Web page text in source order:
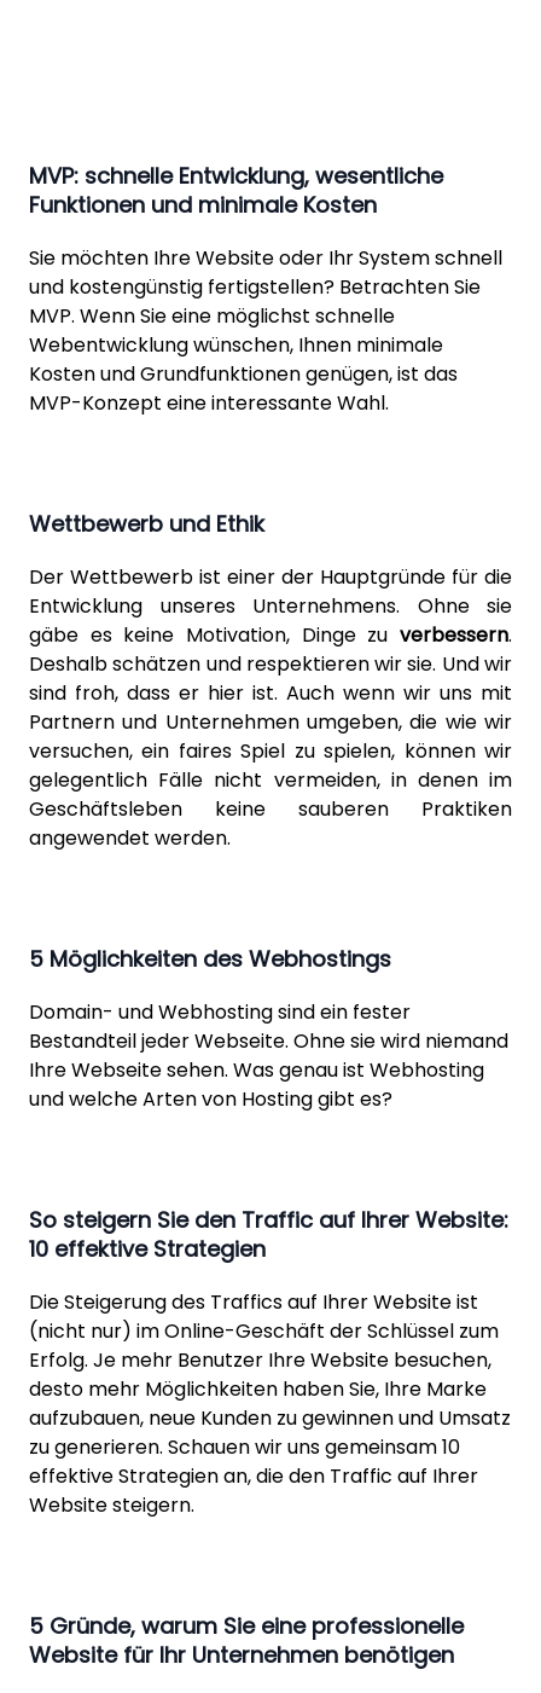
MVP: schnelle Entwicklung, wesentliche
Funktionen und minimale Kosten
Sie möchten Ihre Website oder Ihr System schnell
und kostengünstig fertigstellen? Betrachten Sie
MVP. Wenn Sie eine möglichst schnelle
Webentwicklung wünschen, Ihnen minimale
Kosten und Grundfunktionen genügen, ist das
MVP-Konzept eine interessante Wahl.
Wettbewerb und Ethik
Der Wettbewerb ist einer der Hauptgründe für die
Entwicklung unseres Unternehmens. Ohne sie
gäbe es keine Motivation, Dinge zu verbessern.
Deshalb schätzen und respektieren wir sie. Und wir
sind froh, dass er hier ist. Auch wenn wir uns mit
Partnern und Unternehmen umgeben, die wie wir
versuchen, ein faires Spiel zu spielen, können wir
gelegentlich Fälle nicht vermeiden, in denen im
Geschäftsleben keine sauberen Praktiken
angewendet werden.
5 Möglichkeiten des Webhostings
Domain- und Webhosting sind ein fester
Bestandteil jeder Webseite. Ohne sie wird niemand
Ihre Webseite sehen. Was genau ist Webhosting
und welche Arten von Hosting gibt es?
So steigern Sie den Traffic auf Ihrer Website:
10 effektive Strategien
Die Steigerung des Traffics auf Ihrer Website ist
(nicht nur) im Online-Geschäft der Schlüssel zum
Erfolg. Je mehr Benutzer Ihre Website besuchen,
desto mehr Möglichkeiten haben Sie, Ihre Marke
aufzubauen, neue Kunden zu gewinnen und Umsatz
zu generieren. Schauen wir uns gemeinsam 10
effektive Strategien an, die den Traffic auf Ihrer
Website steigern.
5 Gründe, warum Sie eine professionelle
Website für Ihr Unternehmen benötigen